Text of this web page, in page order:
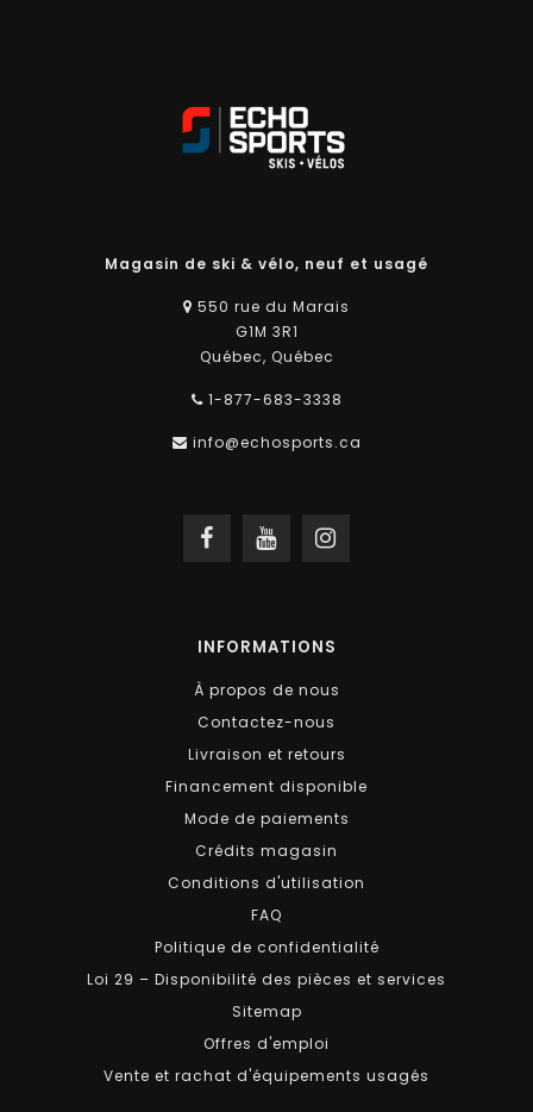
Magasin de ski & vélo, neuf et usagé
550 rue du Marais
G1M 3R1
Québec, Québec
1-877-683-3338
info@echosports.ca
INFORMATIONS
À propos de nous
Contactez-nous
Livraison et retours
Financement disponible
Mode de paiements
Crédits magasin
Conditions d'utilisation
FAQ
Politique de confidentialité
Loi 29 – Disponibilité des pièces et services
Sitemap
Offres d'emploi
Vente et rachat d'équipements usagés